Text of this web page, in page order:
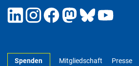
Spenden Mitgliedschaft Presse